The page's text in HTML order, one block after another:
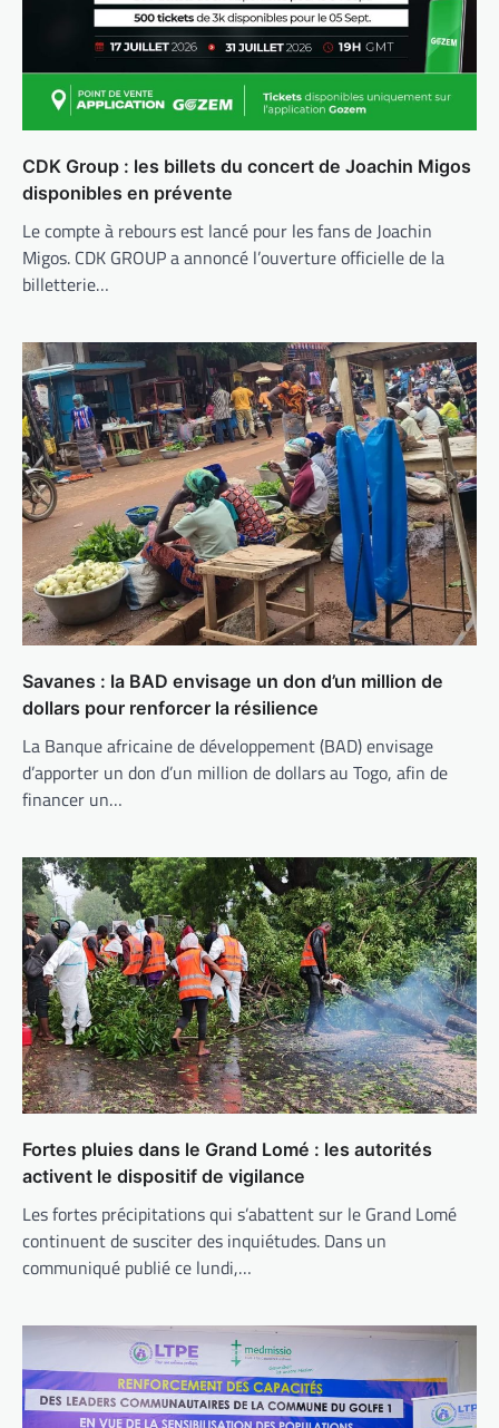
CDK Group : les billets du concert de Joachin Migos
disponibles en prévente
Le compte à rebours est lancé pour les fans de Joachin
Migos. CDK GROUP a annoncé l’ouverture officielle de la
billetterie…
Savanes : la BAD envisage un don d’un million de
dollars pour renforcer la résilience
La Banque africaine de développement (BAD) envisage
d’apporter un don d’un million de dollars au Togo, afin de
financer un…
Fortes pluies dans le Grand Lomé : les autorités
activent le dispositif de vigilance
Les fortes précipitations qui s’abattent sur le Grand Lomé
continuent de susciter des inquiétudes. Dans un
communiqué publié ce lundi,…